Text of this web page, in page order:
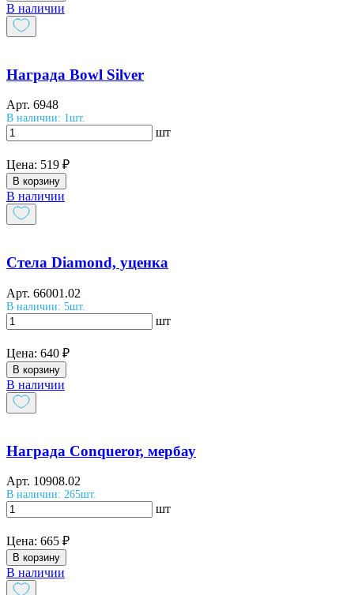
В наличии
Награда Bowl Silver
Арт. 6948
В наличии: 1шт.
шт
Цена: 519 ₽
В корзину
В наличии
Стела Diamond, уценка
Арт. 66001.02
В наличии: 5шт.
шт
Цена: 640 ₽
В корзину
В наличии
Награда Conqueror, мербау
Арт. 10908.02
В наличии: 265шт.
шт
Цена: 665 ₽
В корзину
В наличии